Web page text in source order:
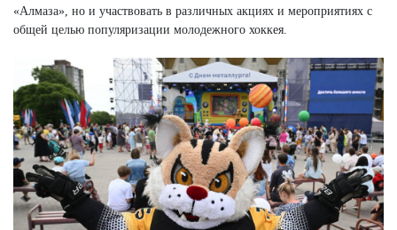
«Алмаза», но и участвовать в различных акциях и мероприятиях с
общей целью популяризации молодежного хоккея.